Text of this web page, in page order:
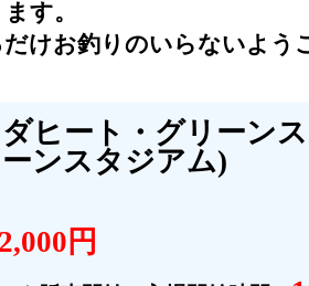
す。
けお釣りのいらないよう
ヒート・グリーン
ンスタジアム)
2,000円